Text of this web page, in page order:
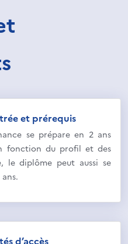
et prérequis
se prépare en 2 ans
fonction du profil et des
le diplôme peut aussi se
d’accès